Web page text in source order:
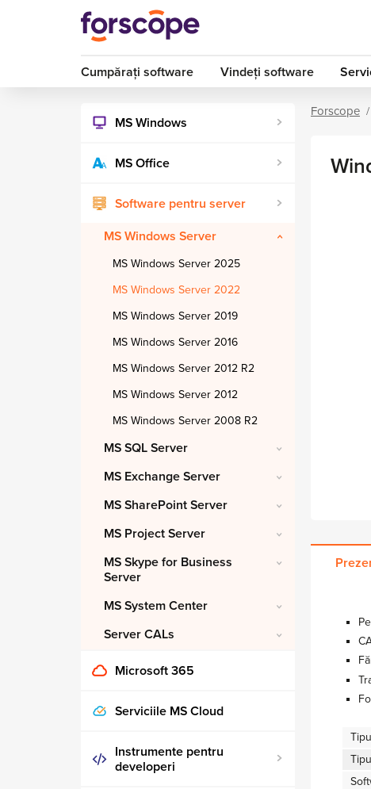
Cumpărați software Vindeți software
MS Windows
MS Office
Software pentru server
MS Windows Server
MS Windows Server 2025
MS Windows Server 2022
MS Windows Server 2019
MS Windows Server 2016
MS Windows Server 2012 R2
MS Windows Server 2012
MS Windows Server 2008 R2
MS SQL Server
MS Exchange Server
MS SharePoint Server
MS Project Server
MS Skype for Business
Server
MS System Center
Server CALs
Microsoft 365
Serviciile MS Cloud
Instrumente pentru
developeri
Forscope